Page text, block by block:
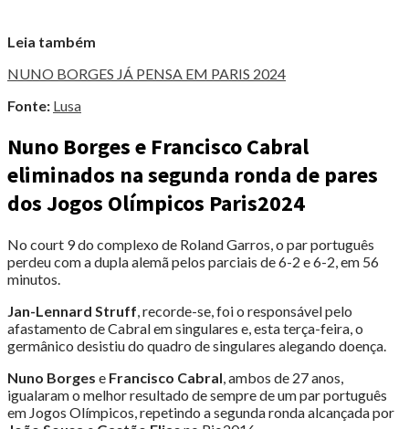
Leia também
NUNO BORGES JÁ PENSA EM PARIS 2024
Fonte: Lusa
Nuno Borges e Francisco Cabral
eliminados na segunda ronda de pares
dos Jogos Olímpicos Paris2024
No court 9 do complexo de Roland Garros, o par português
perdeu com a dupla alemã pelos parciais de 6-2 e 6-2, em 56
minutos.
Jan-Lennard Struff, recorde-se, foi o responsável pelo
afastamento de Cabral em singulares e, esta terça-feira, o
germânico desistiu do quadro de singulares alegando doença.
Nuno Borges e Francisco Cabral, ambos de 27 anos,
igualaram o melhor resultado de sempre de um par português
em Jogos Olímpicos, repetindo a segunda ronda alcançada por